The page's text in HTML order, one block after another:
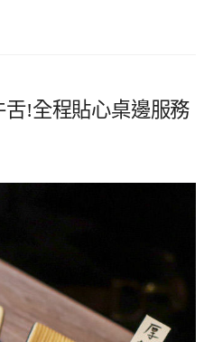
舌!全程貼心桌邊服務